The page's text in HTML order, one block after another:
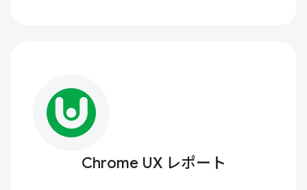
Chrome UX レポート